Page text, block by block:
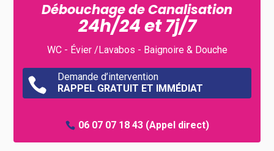
Débouchage de Canalisation
24h/24 et 7j/7
WC - Évier /Lavabos - Baignoire & Douche

Demande d’intervention
RAPPEL GRATUIT ET IMMÉDIAT
06 07 07 18 43(Appel direct)